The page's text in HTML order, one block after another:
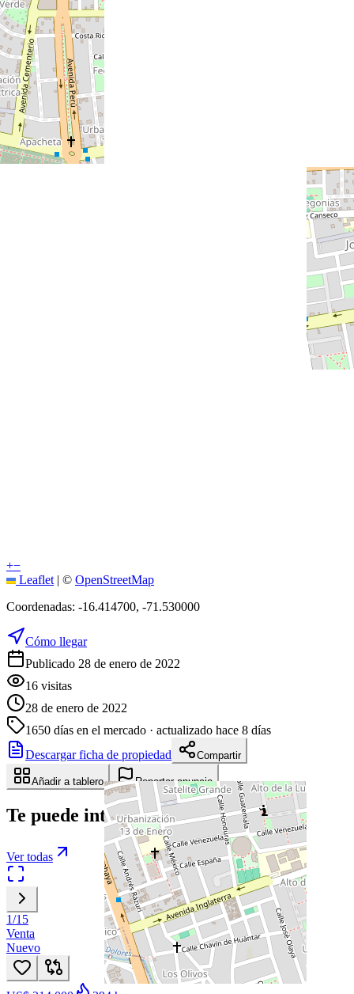
+−
Leaflet | © OpenStreetMap
Coordenadas: -16.414700, -71.530000
Cómo llegar
Publicado 28 de enero de 2022
16 visitas
28 de enero de 2022
1650 días en el mercado · actualizado hace 8 días
Descargar ficha de propiedad
Compartir
Añadir a tablero Reportar anuncio
Te puede interesar
Ver todas
1/15
Venta
Nuevo